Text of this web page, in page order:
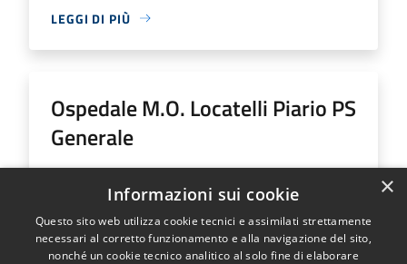
LEGGI DI PIÙ
Ospedale M.O. Locatelli Piario PS
Generale
Indirizzo
Via Groppino, 22
Ospedale M.O. Locatelli Piario PS Generale...
×
Informazioni sui cookie
Questo sito web utilizza cookie tecnici e assimilati strettamente
necessari al corretto funzionamento e alla navigazione del sito,
nonché un cookie tecnico analitico al solo fine di elaborare